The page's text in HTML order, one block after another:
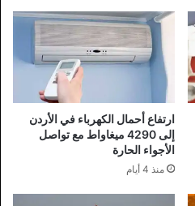
ارتفاع أحمال الكهرباء في الأردن
إلى 4290 ميغاواط مع تواصل
الأجواء الحارة
منذ 4 أيام